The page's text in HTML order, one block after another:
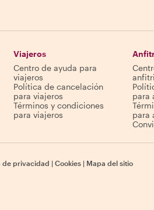
Viajeros
Centro de ayuda para
viajeros
Política de cancelación
para viajeros
Términos y condiciones
para viajeros
para
para
de privacidad | Cookies | Mapa del sitio